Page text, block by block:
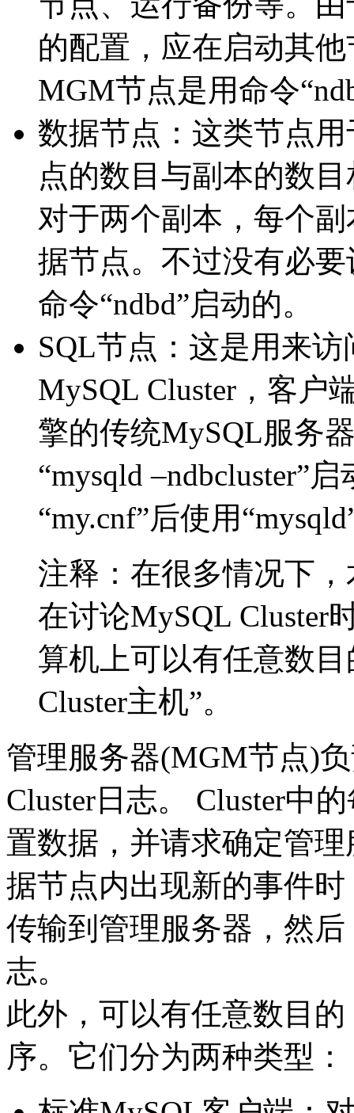
的配置，应在启动其
MGM节点是用命令
数据节点：这类节点
点的数目与副本的数
对于两个副本，每个
据节点。不过没有必
命令“ndbd”启动的。
SQL节点：这是用来
MySQL Cluster，客户
擎的传统MySQL服务
“mysqld –ndbcluster”
“my.cnf”后使用
注释：在很多情况下
在讨论MySQL Cluster
算机上可以有任意数
Cluster主机”。
管理服务器(MGM节点)
Cluster日志。 Cluster中
置数据，并请求确定管
据节点内出现新的事件
传输到管理服务器，然
志。
此外，可以有任意数目
序。它们分为两种类型：